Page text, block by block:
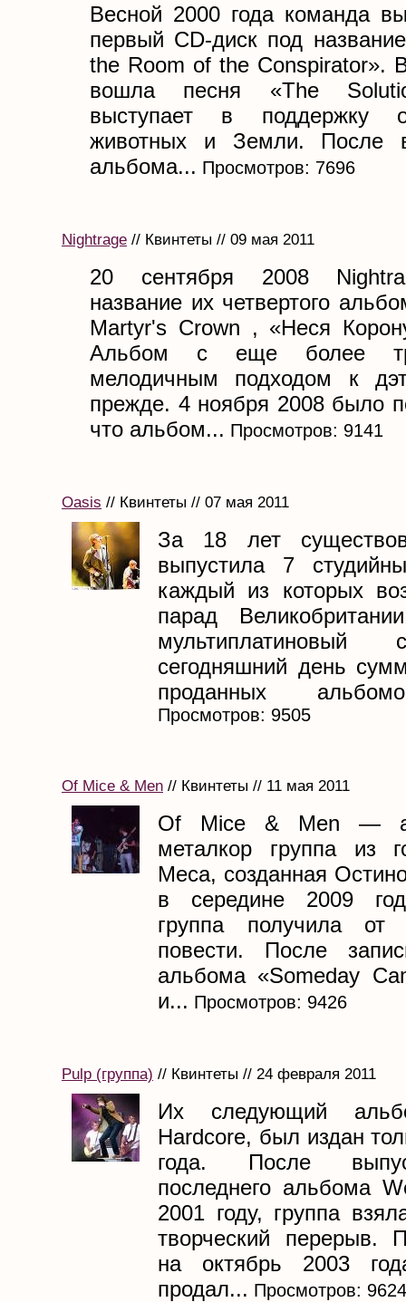
Весной 2000 года команда
первый CD-диск под
the Room of the Conspirator».
вошла песня «The
выступает в поддержку
животных и Земли. После
альбома... Просмотров: 7696
Nightrage // Квинтеты // 09 мая 2011
20 сентября 2008
название их четвертого
Martyr's Crown , «Неся
Альбом с еще более
мелодичным подходом к
прежде. 4 ноября 2008 было
что альбом... Просмотров: 9141
Oasis // Квинтеты // 07 мая 2011
За 18 лет
выпустила 7
каждый из которых
парад
сегодняшний день
проданных
Просмотров: 9505
Of Mice & Men // Квинтеты // 11 мая 2011
Of Mice & Men —
металкор группа из
Меса, созданная
в середине 2009
группа получила от
повести. После
альбома «Someday
и... Просмотров: 9426
Pulp (группа) // Квинтеты // 24 февраля 2011
Их следующий
Hardcore, был издан
года. После
последнего альбома
2001 году, группа
творческий перерыв.
на октябрь 2003
продал... Просмотров: 9624